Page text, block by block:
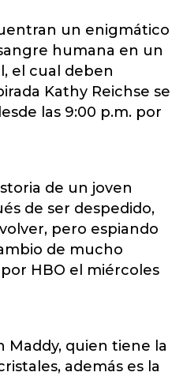
un enigmático
humana en un
el cual deben
Kathy Reichse se
las 9:00 p.m. por
de un joven
de ser despedido,
pero espiando
de mucho
HBO el miércoles
Maddy, quien tiene la
además es la